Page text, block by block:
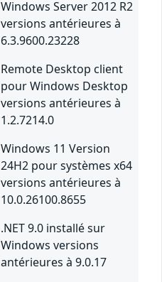
Windows Server 2012 R2
versions antérieures à
6.3.9600.23228
Remote Desktop client
pour Windows Desktop
versions antérieures à
1.2.7214.0
Windows 11 Version
24H2 pour systèmes x64
versions antérieures à
10.0.26100.8655
.NET 9.0 installé sur
Windows versions
antérieures à 9.0.17